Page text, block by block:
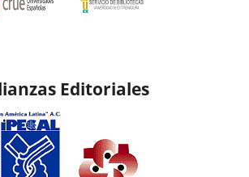
Editoriales